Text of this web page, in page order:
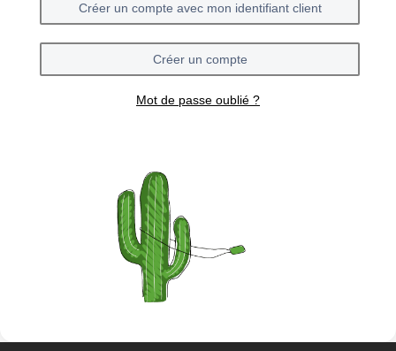
Créer un compte avec mon identifiant client
Créer un compte
Mot de passe oublié ?